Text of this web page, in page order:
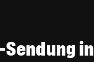
in